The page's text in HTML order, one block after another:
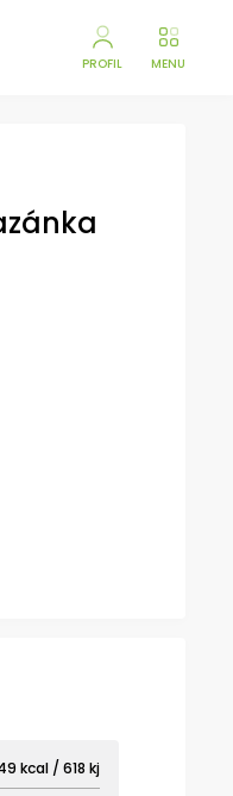
PROFIL MENU
kcal / 618 kj